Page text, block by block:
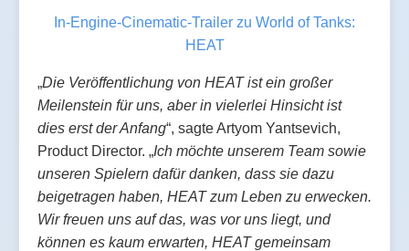
In-Engine-Cinematic-Trailer zu World of Tanks:
HEAT
„Die Veröffentlichung von HEAT ist ein großer
Meilenstein für uns, aber in vielerlei Hinsicht ist
dies erst der Anfang“, sagte Artyom Yantsevich,
Product Director. „Ich möchte unserem Team sowie
unseren Spielern dafür danken, dass sie dazu
beigetragen haben, HEAT zum Leben zu erwecken.
Wir freuen uns auf das, was vor uns liegt, und
können es kaum erwarten, HEAT gemeinsam